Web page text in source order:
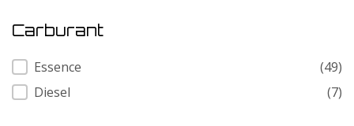
Carburant
Carburant
Essence
(49)
Diesel
(7)